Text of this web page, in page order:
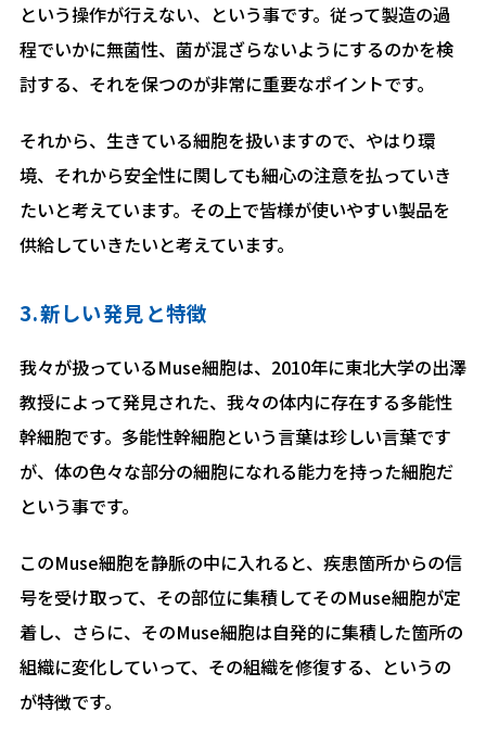
という操作が行えない、という事です。従って製造の過
程でいかに無菌性、菌が混ざらないようにするのかを検
討する、それを保つのが非常に重要なポイントです。
それから、生きている細胞を扱いますので、やはり環
境、それから安全性に関しても細心の注意を払っていき
たいと考えています。その上で皆様が使いやすい製品を
供給していきたいと考えています。
3.新しい発見と特徴
我々が扱っているMuse細胞は、2010年に東北大学の出澤
教授によって発見された、我々の体内に存在する多能性
幹細胞です。多能性幹細胞という言葉は珍しい言葉です
が、体の色々な部分の細胞になれる能力を持った細胞だ
という事です。
このMuse細胞を静脈の中に入れると、疾患箇所からの信
号を受け取って、その部位に集積してそのMuse細胞が定
着し、さらに、そのMuse細胞は自発的に集積した箇所の
組織に変化していって、その組織を修復する、というの
が特徴です。